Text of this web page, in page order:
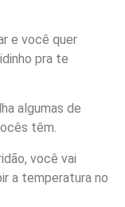
e você quer
pra te
algumas de
têm.
você vai
a temperatura no